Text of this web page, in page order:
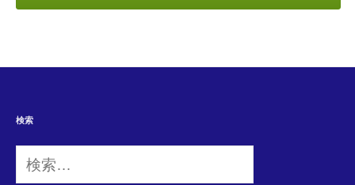
検索
検
索: